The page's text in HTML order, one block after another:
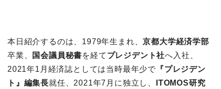
本日紹介するのは、1979年生まれ、京都大学経済学部
卒業、
国会議員秘書を経て プレジデント社へ入社、
2021年1月経済誌としては当時最年少で 『プレジデン
ト』編集長就任、2021年7月に独立し、
ITOMOS研究